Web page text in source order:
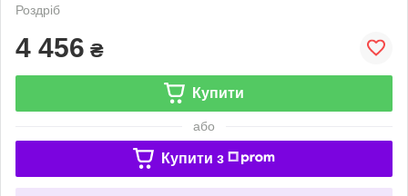
Роздріб
4 456 ₴
Купити
або
Купити з